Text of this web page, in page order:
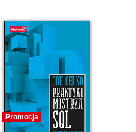
Promocja